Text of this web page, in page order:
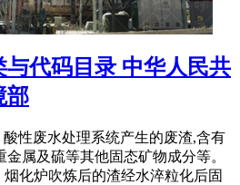
与代码目录 中华人民共
部
酸性废水处理系统产生的废渣,含有
属及硫等其他固态矿物成分等。
烟化炉吹炼后的渣经水淬粒化后固